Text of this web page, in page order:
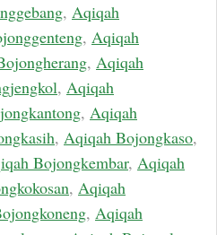
, Aqiqah
, Aqiqah
, Aqiqah
, Aqiqah
, Aqiqah
, Aqiqah Bojongkaso,
Bojongkembar, Aqiqah
, Aqiqah
, Aqiqah